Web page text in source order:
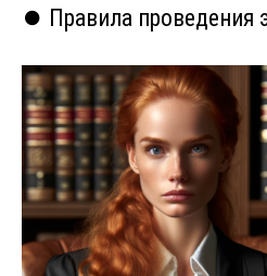
⏺️ Правила проведения